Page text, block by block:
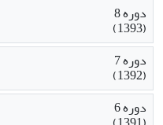
دوره 8
(1393)
دوره 7
(1392)
دوره 6